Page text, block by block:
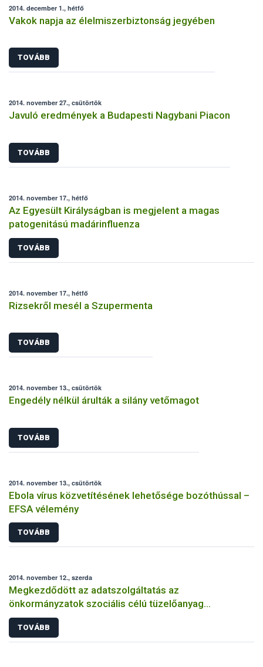
2014. december 1., hétfő
Vakok napja az élelmiszerbiztonság jegyében
TOVÁBB
2014. november 27., csütörtök
Javuló eredmények a Budapesti Nagybani Piacon
TOVÁBB
2014. november 17., hétfő
Az Egyesült Királyságban is megjelent a magas
patogenitású madárinfluenza
TOVÁBB
2014. november 17., hétfő
Rizsekről mesél a Szupermenta
TOVÁBB
2014. november 13., csütörtök
Engedély nélkül árulták a silány vetőmagot
TOVÁBB
2014. november 13., csütörtök
Ebola vírus közvetítésének lehetősége bozóthússal –
EFSA vélemény
TOVÁBB
2014. november 12., szerda
Megkezdődött az adatszolgáltatás az
önkormányzatok szociális célú tüzelőanyag
vásárlásához
TOVÁBB